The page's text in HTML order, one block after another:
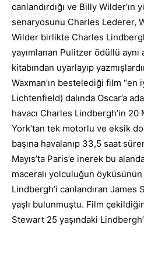
canlandırdığı ve Billy Wilder’ın
senaryosunu Charles Lederer,
Wilder birlikte Charles
yayımlanan Pulitzer ödüllü aynı
kitabından uyarlayıp
Waxman’ın bestelediği film “en
Lichtenfield) dalında Oscar’a
havacı Charles Lindbergh’in 20
York’tan tek motorlu ve eksik
başına havalanıp 33,5 saat
Mayıs’ta Paris’e inerek bu
maceralı yolculuğun öyküsünün
Lindbergh’i canlandıran
yaşlı bulunmuştu. Film
Stewart 25 yaşındaki